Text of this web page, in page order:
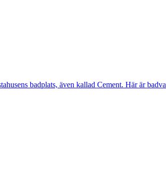
badplats, även kallad Cement. Här är